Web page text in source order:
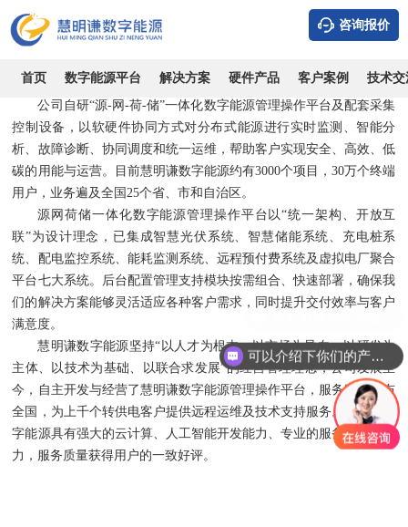
咨询报价
首页 数字能源平台 解决方案 硬件产品 客户案例 技术交
公司介绍 成长历程 企业文化 联系我们 资质证书
用户侧数字能源产品与整体解决方案提供商。
公司自研“源-网-荷-储”一体化数字能源管理操作平台及配套采集
控制设备，以软硬件协同方式对分布式能源进行实时监测、智能分
析、故障诊断、协同调度和统一运维，帮助客户实现安全、高效、低
碳的用能与运营。目前慧明谦数字能源约有3000个项目，30万个终端
用户，业务遍及全国25个省、市和自治区。
源网荷储一体化数字能源管理操作平台以“统一架构、开放互
联”为设计理念，已集成智慧光伏系统、智慧储能系统、充电桩系
统、配电监控系统、能耗监测系统、远程预付费系统及虚拟电厂聚合
平台七大系统。后台配置管理支持模块按需组合、快速部署，确保我
们的解决方案能够灵活适应各种客户需求，同时提升交付效率与客户
满意度。
慧明谦数字能源坚持“以人才为根本、以市场为导向、以研发为
主体、以技术为基础、以联合求发展”的经营管理理念，公司发展至
今，自主开发与经营了慧明谦数字能源管理操作平台，服务客户遍布
全国，为上千个转供电客户提供远程运维及技术支持服务。慧明谦数
字能源具有强大的云计算、人工智能开发能力、专业的服务与管理能
力，服务质量获得用户的一致好评。
可以介绍下你们的产品么